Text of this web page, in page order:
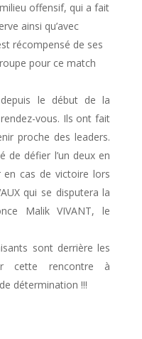
offensif, qui a fait
ainsi qu’avec
récompensé de ses
pour ce match
le début de la
vous. Ils ont fait
proche des leaders.
de défier l’un deux en
en cas de victoire lors
qui se disputera la
Malik VIVANT, le
sont derrière les
cette rencontre à
détermination !!!